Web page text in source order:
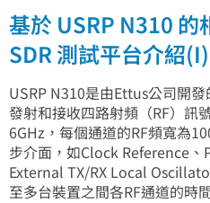
基於 USRP N310 的
SDR 測試平台介紹(I)
USRP N310是由Ettus公司開
發射和接收四路射頻（RF）訊
6GHz，每個通道的RF頻寬為
步介面，如Clock Reference
External TX/RX Local
至多台裝置之間各RF通道的時